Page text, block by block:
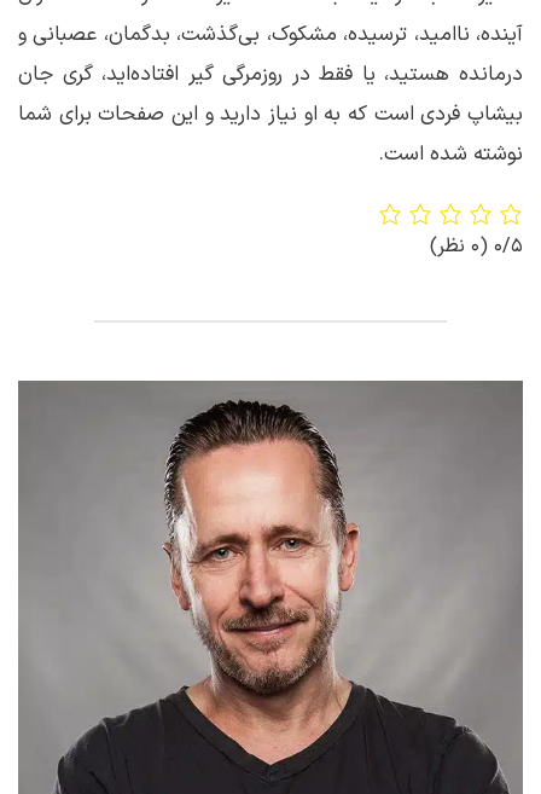
آینده، ناامید، ترسیده، مشکوک، بی‌گذشت، بدگمان، عصبانی و
درمانده هستید، یا فقط در روزمرگی گیر افتاده‌اید، گری جان
بیشاپ فردی‌ است که به او نیاز دارید و این صفحات برای شما
نوشته شده است.
0/5 (0 نظر)